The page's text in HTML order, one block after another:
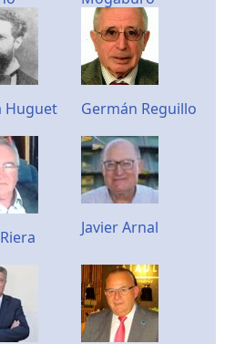
Huguet Germán Reguillo
Javier Arnal